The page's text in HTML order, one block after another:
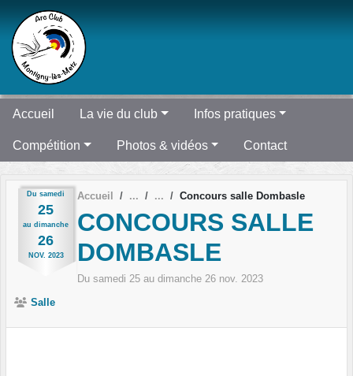
Accueil La vie du club Infos pratiques
Compétition Photos & vidéos Contact
Du samedi
25
au dimanche
26
NOV. 2023
Accueil Concours salle Dombasle
CONCOURS SALLE
DOMBASLE
Du samedi 25 au dimanche 26 nov. 2023
Salle
Panneau de gestion des cookies